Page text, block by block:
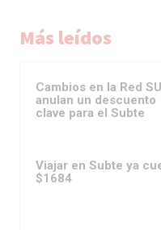
Más leídos
Cambios en la Red
anulan un descuento
clave para el Subte
Viajar en Subte ya
$1684